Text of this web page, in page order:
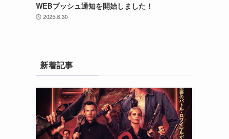
WEBプッシュ通知を開始しました！
2025.6.30
新着記事